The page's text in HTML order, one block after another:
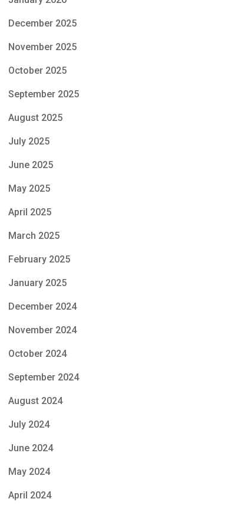
December 2025
November 2025
October 2025
September 2025
August 2025
July 2025
June 2025
May 2025
April 2025
March 2025
February 2025
January 2025
December 2024
November 2024
October 2024
September 2024
August 2024
July 2024
June 2024
May 2024
April 2024